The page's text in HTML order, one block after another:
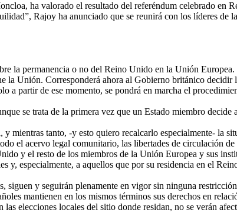
ha valorado el resultado del referéndum celebrado en
Rajoy ha anunciado que se reunirá con los líderes de
la permanencia o no del Reino Unido en la Unión Europea.
Unión. Corresponderá ahora al Gobierno británico
partir de ese momento, se pondrá en marcha el
se trata de la primera vez que un Estado miembro
tanto, -y esto quiero recalcarlo especialmente- la
el acervo legal comunitario, las libertades de circulación
y el resto de los miembros de la Unión Europea y sus
especialmente, a aquellos que por su residencia en el
y seguirán plenamente en vigor sin ninguna
mantienen en los mismos términos sus derechos en
elecciones locales del sitio donde residan, no se verán